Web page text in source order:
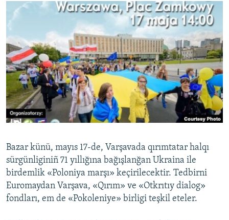
VİDEO
BLOGLAR
FİKİR
Русский
Українською
RFE/RS bütün saytları
Bazar künü, mayıs 17-de, Varşavada qırımtatar halqı
sürgünliginiñ 71 yıllığına bağışlanğan Ukraina ile
birdemlik «Poloniya marşı» keçirilecektir. Tedbirni
Euromaydan Varşava, «Qırım» ve «Otkrıtıy dialog»
fondları, em de «Pokoleniye» birligi teşkil eteler.